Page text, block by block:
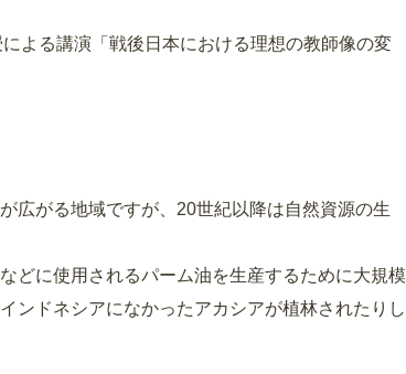
よる講演「戦後日本における理想の教師像の変
広がる地域ですが、20世紀以降は自然資源の生
どに使用されるパーム油を生産するために大規模
ンドネシアになかったアカシアが植林されたりし